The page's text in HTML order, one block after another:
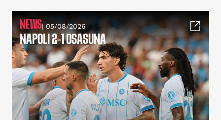
NEWS| 05/08/2026
NAPOLI 2-1 OSASUNA